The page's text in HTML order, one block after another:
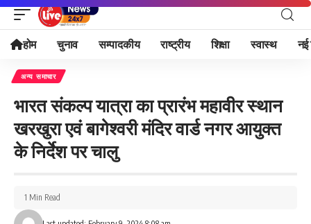
होम चुनाव सम्पादकीय राष्ट्रीय शिक्षा स्वास्थ नई
अन्य समाचार
भारत संकल्प यात्रा का प्रारंभ महावीर स्थान
खरखुरा एवं बागेश्वरी मंदिर वार्ड नगर आयुक्त
के निर्देश पर चालु
1 Min Read